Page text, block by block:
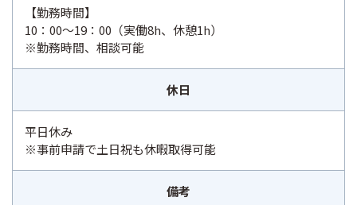
【勤務時間】
10：00～19：00（実働8h、休憩1h）
※勤務時間、相談可能
休日
平日休み
※事前申請で土日祝も休暇取得可能
備考